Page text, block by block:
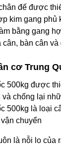
đế được
kim gang phủ
bằng gang
cân, bàn cân
cơ Trung
500kg được
và chống lại
500kg là loại
chuyển
là nỗi lo